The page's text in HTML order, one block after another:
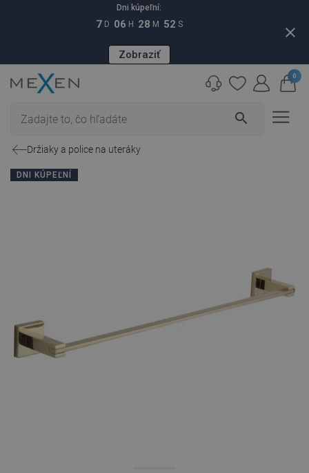
Dni kúpeľní:
7 D 06 H 28 M 51 S
Zobraziť
close
search
0
Držiaky a police na uteráky
DNI KÚPEĽNÍ